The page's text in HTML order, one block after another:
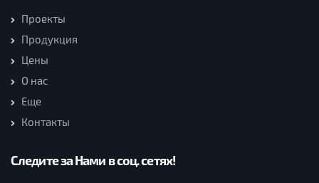
Проекты
Продукция
Цены
О нас
Еще
Контакты
Следите за Нами в соц. сетях!